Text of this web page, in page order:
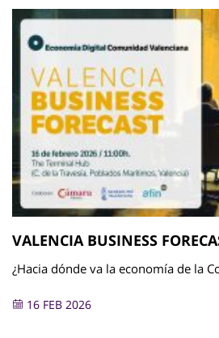
VALENCIA BUSINESS
¿Hacia dónde va la economía de la
16 FEB 2026